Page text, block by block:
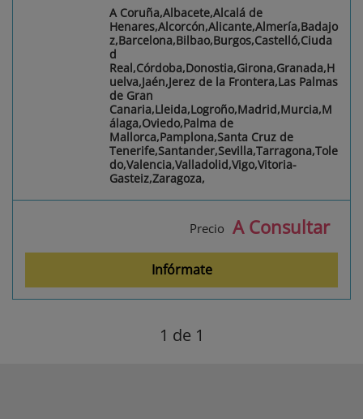
A Coruña,Albacete,Alcalá de
Henares,Alcorcón,Alicante,Almería,Badajo
z,Barcelona,Bilbao,Burgos,Castelló,Ciuda
d
Real,Córdoba,Donostia,Girona,Granada,H
uelva,Jaén,Jerez de la Frontera,Las Palmas
de Gran
Canaria,Lleida,Logroño,Madrid,Murcia,M
álaga,Oviedo,Palma de
Mallorca,Pamplona,Santa Cruz de
Tenerife,Santander,Sevilla,Tarragona,Tole
do,Valencia,Valladolid,Vigo,Vitoria-
Gasteiz,Zaragoza,
Precio A Consultar
Infórmate
1 de 1